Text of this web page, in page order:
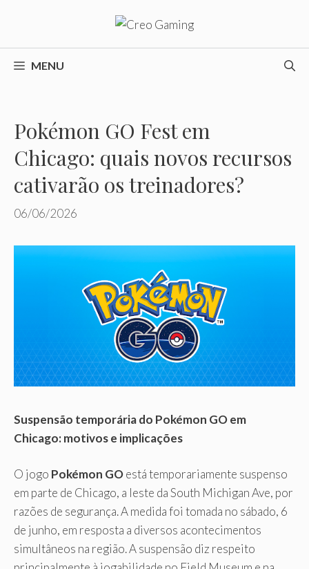
o
conteúdoMENU
Pokémon GO Fest em
Chicago: quais novos recursos
cativarão os treinadores?
06/06/2026
Suspensão temporária do Pokémon GO em
Chicago: motivos e implicações
O jogo Pokémon GOestá temporariamente suspenso
em parte de Chicago, a leste da South Michigan Ave, por
razões de segurança. A medida foi tomada no sábado, 6
de junho, em resposta a diversos acontecimentos
simultâneos na região. A suspensão diz respeito